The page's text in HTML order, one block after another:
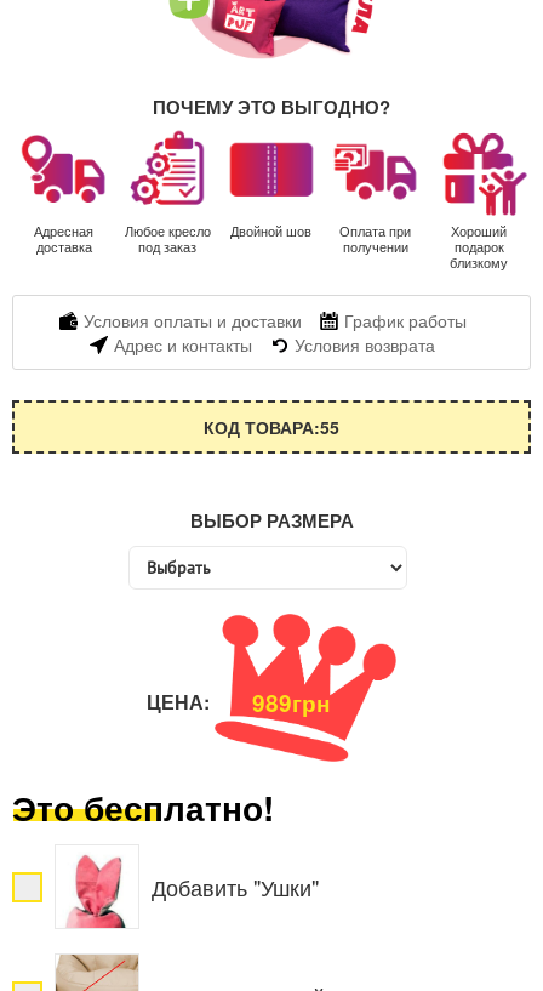
ПОЧЕМУ ЭТО ВЫГОДНО?
Адресная
доставка
Любое кресло
под заказ
Двойной шов
Оплата при
получении
Хороший
подарок
близкому
Условия оплаты и доставки
График работы
Адрес и контакты
Условия возврата
КОД ТОВАРА:55
ВЫБОР РАЗМЕРА
ЦЕНА: 989грн
Это бесплатно!
Добавить "Ушки"